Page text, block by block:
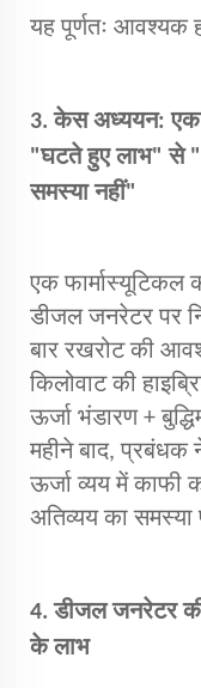
यह पूर्णतः आवश्यक
3. केस अध्ययन: एक
"घटते हुए लाभ" से
समस्या नहीं"
एक फार्मास्यूटिकल
डीजल जनरेटर पर
बार रखरोट की
किलोवाट की
ऊर्जा भंडारण +
महीने बाद, प्रबंधक
ऊर्जा व्यय में
अतिव्यय का समस्या
4. डीजल जनरेटर की
के लाभ